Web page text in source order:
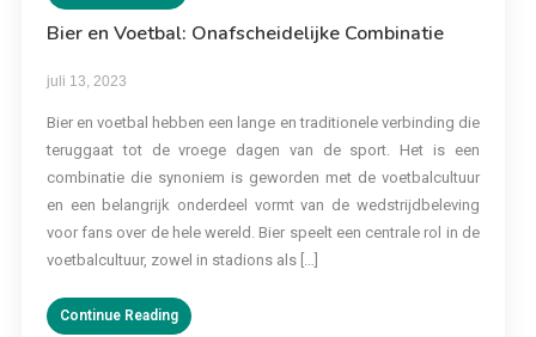
Bier en Voetbal: Onafscheidelijke Combinatie
juli 13, 2023
Bier en voetbal hebben een lange en traditionele verbinding die
teruggaat tot de vroege dagen van de sport. Het is een
combinatie die synoniem is geworden met de voetbalcultuur
en een belangrijk onderdeel vormt van de wedstrijdbeleving
voor fans over de hele wereld. Bier speelt een centrale rol in de
voetbalcultuur, zowel in stadions als […]
Continue Reading